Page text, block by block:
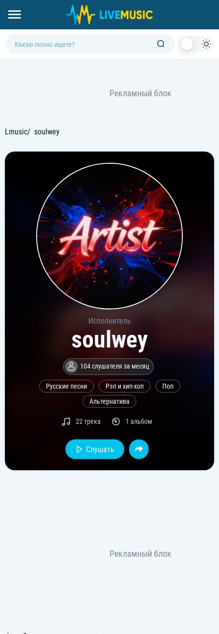
Lmusic soulwey
Исполнитель
soulwey
104 слушателя за месяц
Русские песни Рэп и хип-хоп
Поп
Альтернатива
22 трека 1 альбом
Слушать